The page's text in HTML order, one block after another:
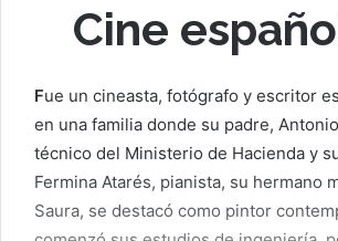
Cine
Fue un cineasta, fotógrafo y escritor
en una familia donde su padre,
técnico del Ministerio de Hacienda y
Fermina Atarés, pianista, su hermano
Saura, se destacó como pintor